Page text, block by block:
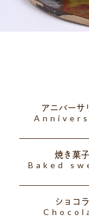
アニバーサ
焼き菓子
Baked
ショコラ